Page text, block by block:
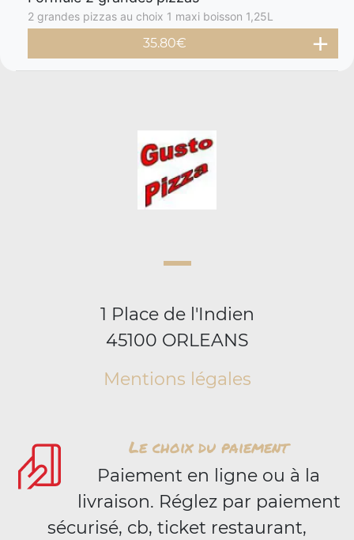
2 grandes pizzas au choix 1 maxi boisson 1,25L
35.80€
1 Place de l'Indien
45100 ORLEANS
Mentions légales
Le choix du paiement
Paiement en ligne ou à la
livraison. Réglez par paiement
sécurisé, cb, ticket restaurant,